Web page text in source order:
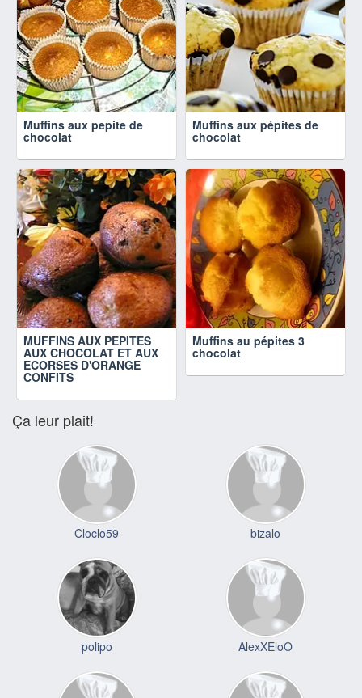
Muffins aux pepite de
chocolat
Muffins aux pépites de
chocolat
MUFFINS AUX PEPITES
AUX CHOCOLAT ET AUX
ECORSES D'ORANGE
CONFITS
Muffins au pépites 3
chocolat
Ça leur plait!
Cloclo59 bizalo
polipo AlexXEloO